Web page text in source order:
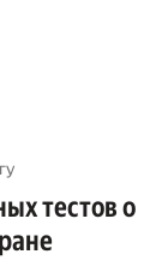
тестов о